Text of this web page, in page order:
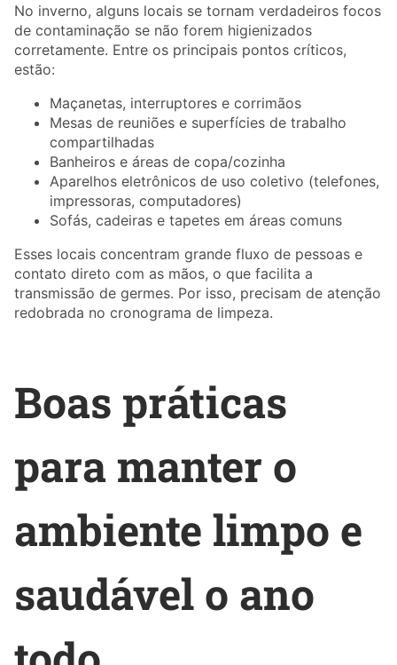
No inverno, alguns locais se tornam verdadeiros focos
de contaminação se não forem higienizados
corretamente. Entre os principais pontos críticos,
estão:
Maçanetas, interruptores e corrimãos
Mesas de reuniões e superfícies de trabalho
compartilhadas
Banheiros e áreas de copa/cozinha
Aparelhos eletrônicos de uso coletivo (telefones,
impressoras, computadores)
Sofás, cadeiras e tapetes em áreas comuns
Esses locais concentram grande fluxo de pessoas e
contato direto com as mãos, o que facilita a
transmissão de germes. Por isso, precisam de atenção
redobrada no cronograma de limpeza.
Boas práticas
para manter o
ambiente limpo e
saudável o ano